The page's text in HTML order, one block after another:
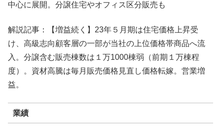
中心に展開。分譲住宅やオフィス区分販売も
解説記事：【増益続く】23年５月期は住宅価格上昇受
け、高級志向顧客層の一部が当社の上位価格帯商品へ流
入。分譲含む販売棟数は１万1000棟弱（前期１万棟程
度）。資材高騰は毎月販売価格見直し価格転嫁。営業増
益。
業績